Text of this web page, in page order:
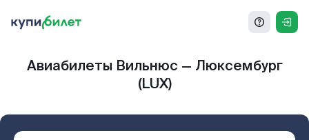
Авиабилеты Вильнюс — Люксембург
(LUX)